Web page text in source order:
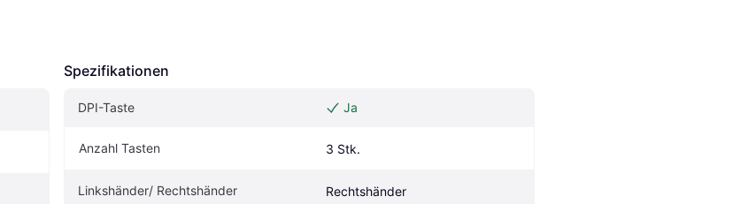
Spezifikationen
DPI-Taste Ja
Anzahl Tasten 3 Stk.
Linkshänder/ Rechtshänder Rechtshänder